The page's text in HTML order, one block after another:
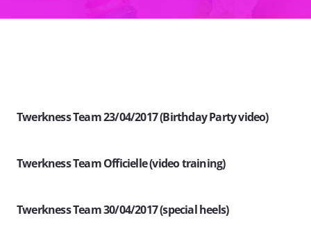
Twerkness Team 23/04/2017 (Birthday Party video)
Twerkness Team Officielle (video training)
Twerkness Team 30/04/2017 (special heels)